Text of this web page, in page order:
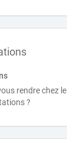
rendre chez
?